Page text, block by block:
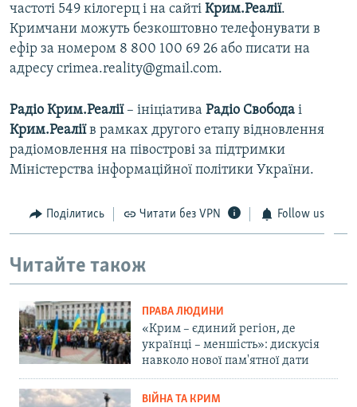
частоті 549 кілогерц і на сайті Крим.Реалії.
Кримчани можуть безкоштовно телефонувати в
ефір за номером 8 800 100 69 26 або писати на
адресу crimea.reality@gmail.com.
Радіо Крим.Реалії– ініціатива Радіо Свобода і
Крим.Реаліїв рамках другого етапу відновлення
радіомовлення на півострові за підтримки
Міністерства інформаційної політики України.
Поділитись Читати без VPN Follow us
Читайте також
ПРАВА ЛЮДИНИ
«Крим – єдиний регіон, де
українці – меншість»: дискусія
навколо нової пам'ятної дати
ВІЙНА ТА КРИМ